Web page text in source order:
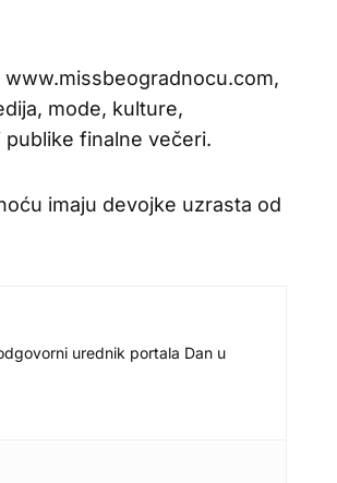
mode, kulture,
finalne večeri.
imaju devojke uzrasta od
urednik portala Dan u